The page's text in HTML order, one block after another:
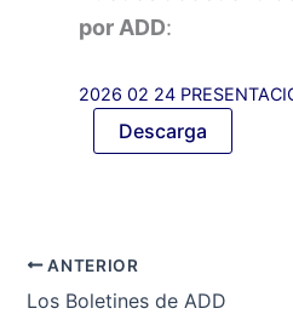
por ADD:
2026 02 24
Descarga
ANTERIOR
Los Boletines de ADD